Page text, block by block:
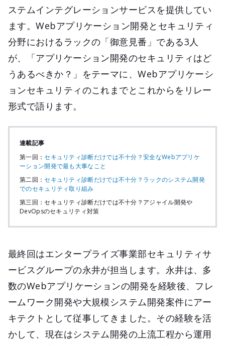
ステムインテグレーションサービスを提供してい
ます。Webアプリケーション開発とセキュリティ
分野におけるラックの「御意見番」である3人
が、「アプリケーション開発のセキュリティはど
うあるべきか？」をテーマに、Webアプリケーシ
ョンセキュリティのこれまでとこれからをリレー
形式で語ります。
連載記事
第一回：セキュリティ診断だけでは不十分？安全なWebアプリケ
ーション開発で最も大事なこと
第二回：セキュリティ診断だけでは不十分？ラックのシステム開発
でのセキュリティ取り組み
第三回：セキュリティ診断だけでは不十分？アジャイル開発や
DevOpsのセキュリティ対策
最終回はエンタープライズ事業部セキュリティサ
ービスグループの永井が担当します。永井は、多
数のWebアプリケーションの開発を経験後、フレ
ームワーク開発や大規模システム開発案件にアー
キテクトとして従事してきました。その経験を活
かして、現在はシステム開発の上流工程から運用